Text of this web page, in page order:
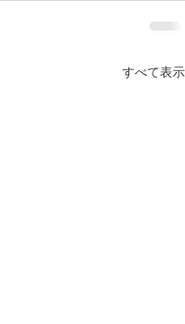
すべて表示